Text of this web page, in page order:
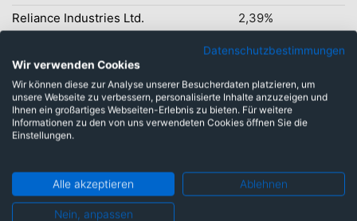
Reliance Industries Ltd.
2,39%
Gleicher Fonds mit
unterschiedlichen Kosten
18 Tranchen
Datenschutzbestimmungen
Wir verwenden Cookies
Wir können diese zur Analyse unserer Besucherdaten platzieren, um
unsere Webseite zu verbessern, personalisierte Inhalte anzuzeigen und
Ihnen ein großartiges Webseiten-Erlebnis zu bieten. Für weitere
Informationen zu den von uns verwendeten Cookies öffnen Sie die
Einstellungen.
Alle akzeptieren Ablehnen
Nein, anpassen